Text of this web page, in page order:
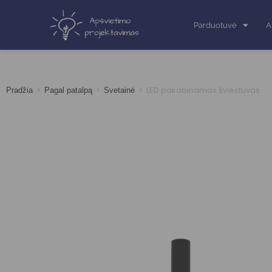
Parduotuvė
Pradžia > Pagal patalpą > Svetainė > LED pakabinamas šviestuvas